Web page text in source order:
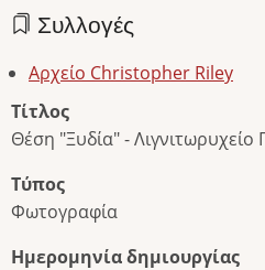
Συλλογές
Αρχείο Christopher Riley
Τίτλος
Θέση "Ξυδία" -
Τύπος
Φωτογραφία
Ημερομηνία δημιουργίας